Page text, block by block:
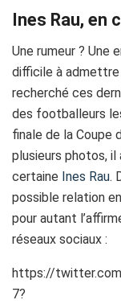
Ines Rau, en
Une rumeur ? Une
difficile à admettre
recherché ces
des footballeurs
finale de la Coupe
plusieurs photos, il
certaine Ines Rau.
possible relation
pour autant
réseaux sociaux :
https://
7?